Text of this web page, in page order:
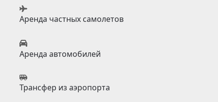
Аренда частных самолетов
Аренда автомобилей
Трансфер из аэропорта